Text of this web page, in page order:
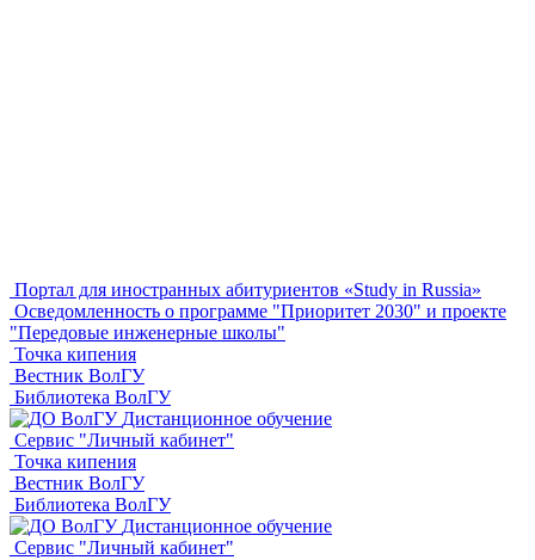
Портал для иностранных абитуриентов «Study in Russia»
Осведомленность о программе "Приоритет 2030" и проекте
"Передовые инженерные школы"
Точка кипения
Вестник ВолГУ
Библиотека ВолГУ
Дистанционное обучение
Сервис "Личный кабинет"
Точка кипения
Вестник ВолГУ
Библиотека ВолГУ
Дистанционное обучение
Сервис "Личный кабинет"